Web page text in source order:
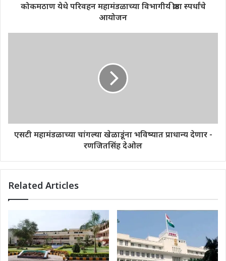
कोकमठाण येथे परिवहन महामंडळाच्या विभागीय क्रीडा स्पर्धांचे
आयोजन
एसटी महामंडळाच्या चांगल्या खेळाडूंना भविष्यात प्राधान्य देणार -
रणजितसिंह देओल
Related Articles